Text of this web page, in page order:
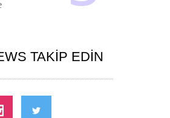
TAKIP EDIN